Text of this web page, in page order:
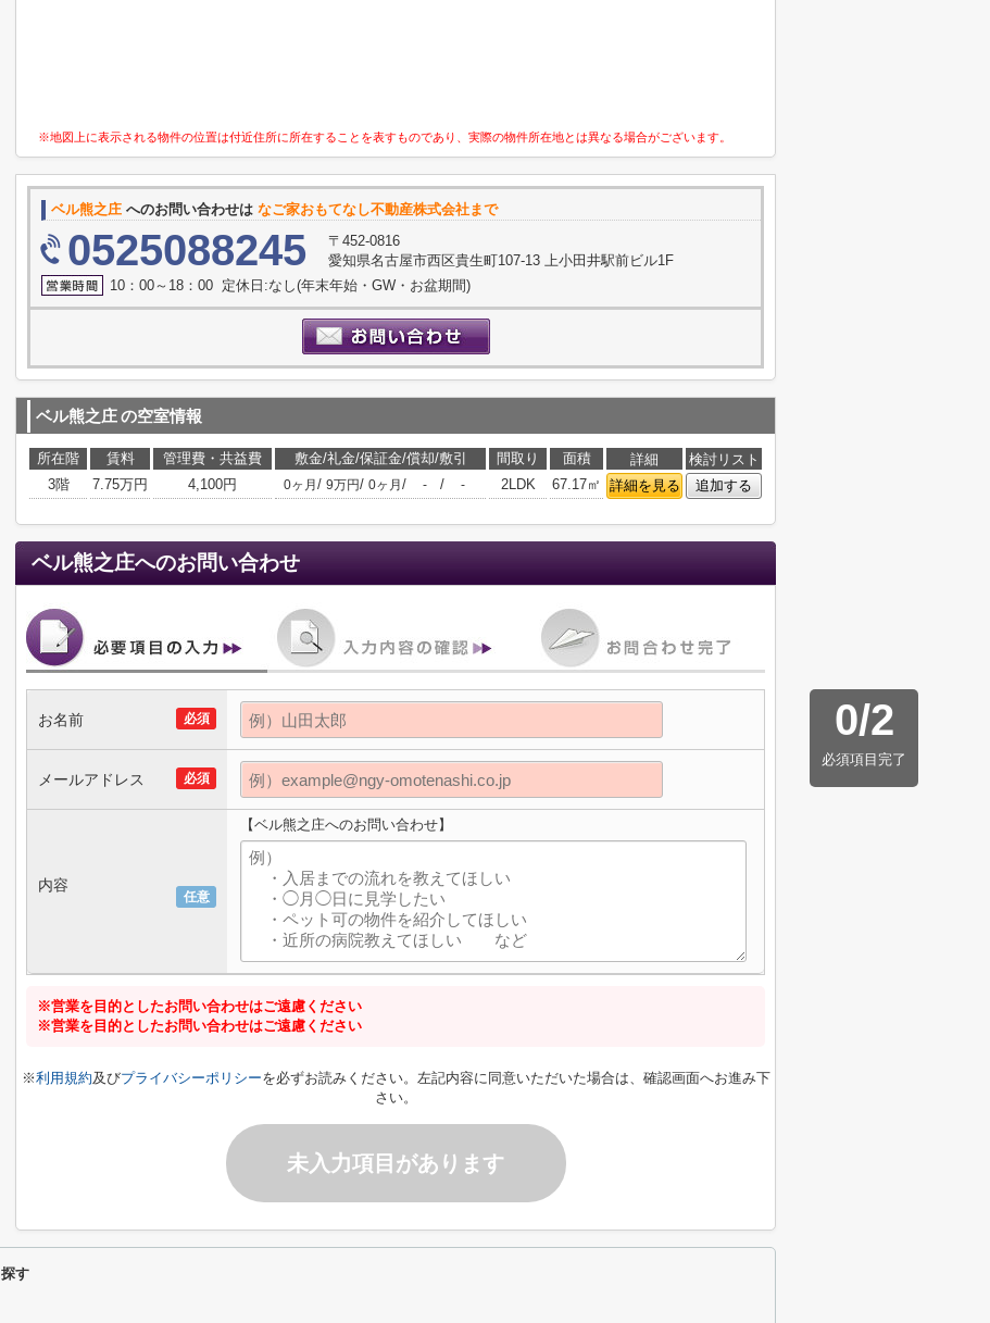
※地図上に表示される物件の位置は付近住所に所在することを表すものであり、実際の物件所在地とは異なる場合がございます。
ベル熊之庄 へのお問い合わせは なご家おもてなし不動産株式会社まで
0525088245
〒452-0816
愛知県名古屋市西区貴生町107-13 上小田井駅前ビル1F
10：00～18：00 定休日:なし(年末年始・GW・お盆期間)
ベル熊之庄の空室情報
所在階 賃料 管理費・共益費 敷金/礼金/保証金/償却/敷引 間取り 面積 詳細
検討リスト
3階
7.75万円 4,100円 0ヶ月 / 9万円/ 0ヶ月 / - / - 2LDK 67.17㎡ 詳細を見る 追加する
ベル熊之庄へのお問い合わせ
0/2
必須項目完了
必須
お名前
必須
メールアドレス
任意
内容
【ベル熊之庄へのお問い合わせ】
※営業を目的としたお問い合わせはご遠慮ください
※営業を目的としたお問い合わせはご遠慮ください
※利用規約及びプライバシーポリシーを必ずお読みください。左記内容に同意いただいた場合は、確認画面へお進み下
さい。
未入力項目があります
す